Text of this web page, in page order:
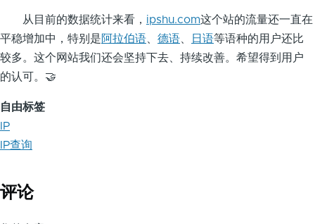
从目前的数据统计来看， ipshu.com这个站的流量还一直在
平稳增加中，特别是阿拉伯语 德语 日语等语种的用户还比
较多。这个网站我们还会坚持下去、持续改善。希望得到用户
的认可。🤝
自由标签
IP
IP查询
评论